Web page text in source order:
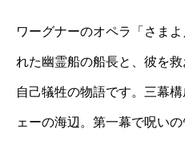
ワーグナーのオペラ「さま
れた幽霊船の船長と、彼を
自己犠牲の物語です。三幕
ェーの海辺。第一幕で呪い